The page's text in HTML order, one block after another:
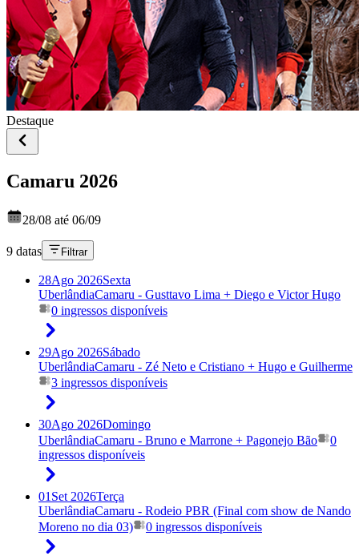
Destaque
Camaru 2026
28/08 até 06/09
9 datas Filtrar
28Ago 2026Sexta
UberlândiaCamaru - Gusttavo Lima + Diego e Victor Hugo
0 ingressos disponíveis
29Ago 2026Sábado
UberlândiaCamaru - Zé Neto e Cristiano + Hugo e Guilherme
3 ingressos disponíveis
30Ago 2026Domingo
UberlândiaCamaru - Bruno e Marrone + Pagonejo Bão
0
ingressos disponíveis
01 Set 2026Terça
UberlândiaCamaru - Rodeio PBR (Final com show de Nando
Moreno no dia 03)
0 ingressos disponíveis